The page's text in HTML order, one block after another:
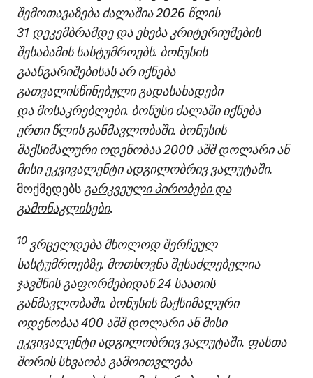
შემოთავაზება ძალაშია 2026 წლის
31 დეკემბრამდე და ეხება კრიტერიუმების
შესაბამის სასტუმროებს. ბონუსის
გაანგარიშებისას არ იქნება
გათვალისწინებული გადასახადები
და მოსაკრებლები. ბონუსი ძალაში იქნება
ერთი წლის განმავლობაში. ბონუსის
მაქსიმალური ოდენობაა 2000 აშშ დოლარი ან
მისი ეკვივალენტი ადგილობრივ ვალუტაში.
მოქმედებს გარკვეული პირობები და
გამონაკლისები.
10 ვრცელდება მხოლოდ შერჩეულ
სასტუმროებზე. მოთხოვნა შესაძლებელია
ჯავშნის გაფორმებიდან 24 საათის
განმავლობაში. ბონუსის მაქსიმალური
ოდენობაა 400 აშშ დოლარი ან მისი
ეკვივალენტი ადგილობრივ ვალუტაში. ფასთა
შორის სხვაობა გამოითვლება